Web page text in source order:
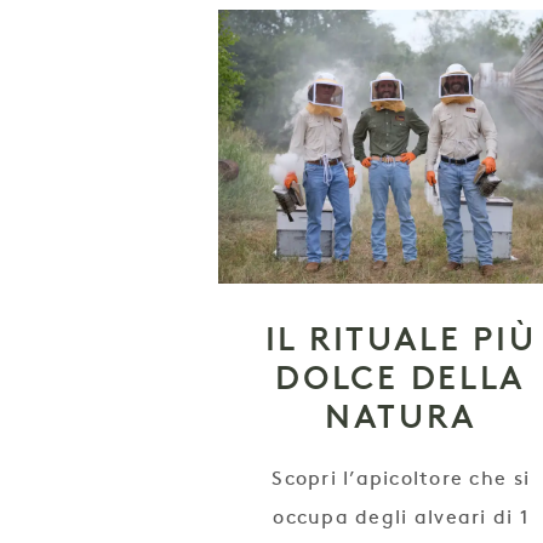
IL RITUALE PIÙ
DOLCE DELLA
NATURA
Scopri l’apicoltore che si
occupa degli alveari di 1